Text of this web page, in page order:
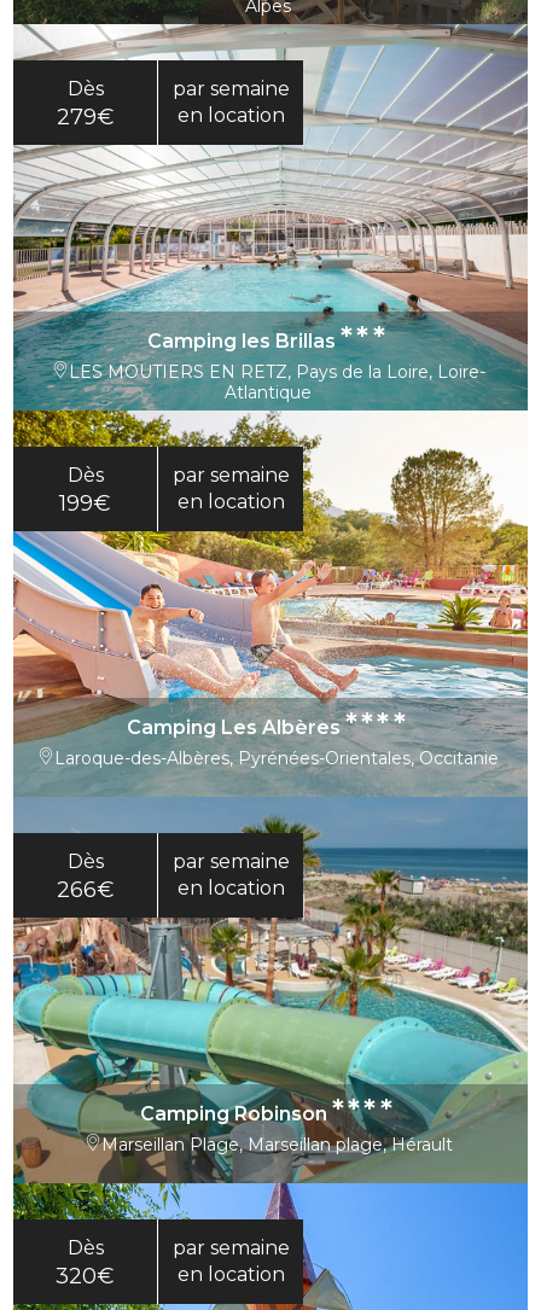
Alpes
Dès
279€
par semaine
en location
Camping les Brillas***
LES MOUTIERS EN RETZ, Pays de la Loire, Loire-
Atlantique
Dès
199€
par semaine
en location
Camping Les Albères****
Laroque-des-Albères, Pyrénées-Orientales, Occitanie
Dès
266€
par semaine
en location
Camping Robinson****
Marseillan Plage, Marseillan plage, Hérault
Dès
320€
par semaine
en location